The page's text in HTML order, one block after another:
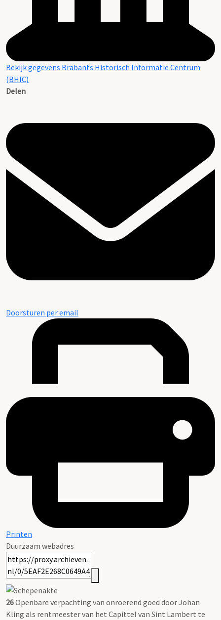
Bekijk gegevens Brabants Historisch Informatie Centrum
(BHIC)
Delen
Doorsturen per email
Printen
Duurzaam webadres
26Openbare verpachting van onroerend goed door Johan
Kling als rentmeester van het Capittel van Sint Lambert te